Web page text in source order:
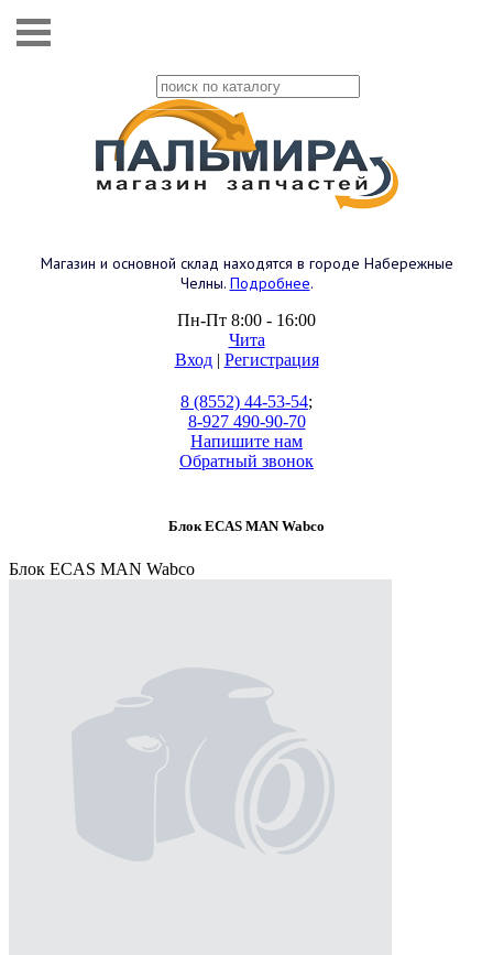
Магазин и основной склад находятся в городе Набережные
Челны. Подробнее.
Пн-Пт 8:00 - 16:00
Чита
Вход| Регистрация
8 (8552) 44-53-54;
8-927 490-90-70
Напишите нам
Обратный звонок
Блок ECAS MAN Wabco
Блок ECAS MAN Wabco